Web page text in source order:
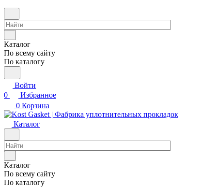
Каталог
По всему сайту
По каталогу
Войти
0
Избранное
0 Корзина
Каталог
Каталог
По всему сайту
По каталогу